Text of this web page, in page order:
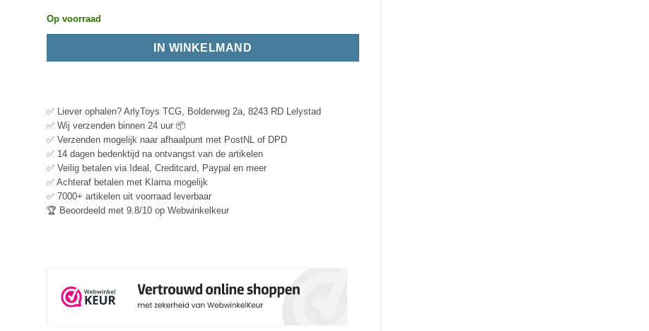
Op voorraad
IN WINKELMAND
✅ Liever ophalen? ArlyToys TCG, Bolderweg 2a, 8243 RD Lelystad
✅ Wij verzenden binnen 24 uur 📦
✅ Verzenden mogelijk naar afhaalpunt met PostNL of DPD
✅ 14 dagen bedenktijd na ontvangst van de artikelen
✅ Veilig betalen via Ideal, Creditcard, Paypal en meer
✅ Achteraf betalen met Klarna mogelijk
✅ 7000+ artikelen uit voorraad leverbaar
🏆 Beoordeeld met 9.8/10 op Webwinkelkeur